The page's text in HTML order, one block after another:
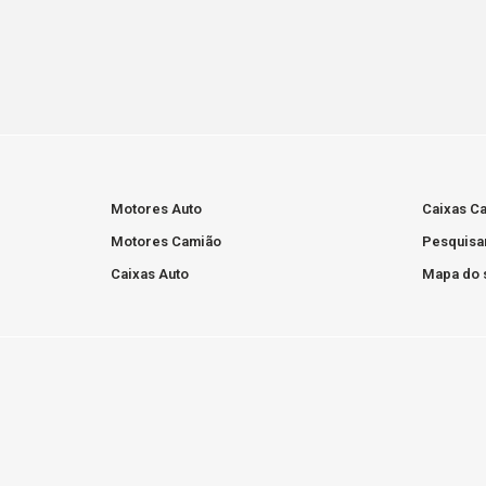
Motores Auto
Motores Camião
Caixas Auto
Caixas
Mapa do